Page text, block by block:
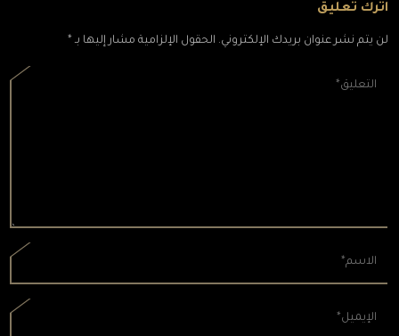
اترك تعليق
لن يتم نشر عنوان بريدك الإلكتروني. الحقول الإلزامية مشار إليها بـ *